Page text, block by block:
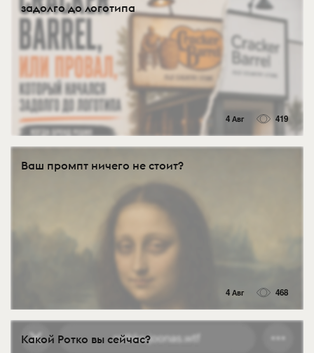
задолго до логотипа
4 Авг 419
Ваш промпт ничего не стоит?
4 Авг 468
Какой Ротко вы сейчас?